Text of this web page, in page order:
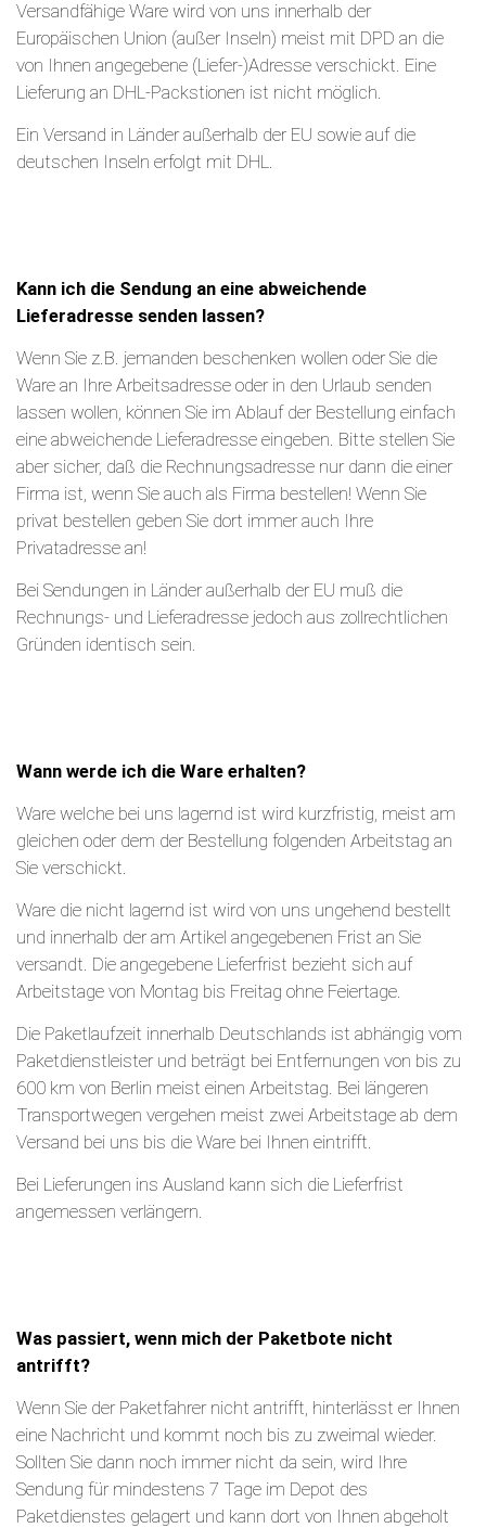
Versandfähige Ware wird von uns innerhalb der
Europäischen Union (außer Inseln) meist mit DPD an die
von Ihnen angegebene (Liefer-)Adresse verschickt. Eine
Lieferung an DHL-Packstionen ist nicht möglich.
Ein Versand in Länder außerhalb der EU sowie auf die
deutschen Inseln erfolgt mit DHL.
Kann ich die Sendung an eine abweichende
Lieferadresse senden lassen?
Wenn Sie z.B. jemanden beschenken wollen oder Sie die
Ware an Ihre Arbeitsadresse oder in den Urlaub senden
lassen wollen, können Sie im Ablauf der Bestellung einfach
eine abweichende Lieferadresse eingeben. Bitte stellen Sie
aber sicher, daß die Rechnungsadresse nur dann die einer
Firma ist, wenn Sie auch als Firma bestellen! Wenn Sie
privat bestellen geben Sie dort immer auch Ihre
Privatadresse an!
Bei Sendungen in Länder außerhalb der EU muß die
Rechnungs- und Lieferadresse jedoch aus zollrechtlichen
Gründen identisch sein.
Wann werde ich die Ware erhalten?
Ware welche bei uns lagernd ist wird kurzfristig, meist am
gleichen oder dem der Bestellung folgenden Arbeitstag an
Sie verschickt.
Ware die nicht lagernd ist wird von uns ungehend bestellt
und innerhalb der am Artikel angegebenen Frist an Sie
versandt. Die angegebene Lieferfrist bezieht sich auf
Arbeitstage von Montag bis Freitag ohne Feiertage.
Die Paketlaufzeit innerhalb Deutschlands ist abhängig vom
Paketdienstleister und beträgt bei Entfernungen von bis zu
600 km von Berlin meist einen Arbeitstag. Bei längeren
Transportwegen vergehen meist zwei Arbeitstage ab dem
Versand bei uns bis die Ware bei Ihnen eintrifft.
Bei Lieferungen ins Ausland kann sich die Lieferfrist
angemessen verlängern.
Was passiert, wenn mich der Paketbote nicht
antrifft?
Wenn Sie der Paketfahrer nicht antrifft, hinterlässt er Ihnen
eine Nachricht und kommt noch bis zu zweimal wieder.
Sollten Sie dann noch immer nicht da sein, wird Ihre
Sendung für mindestens 7 Tage im Depot des
Paketdienstes gelagert und kann dort von Ihnen abgeholt